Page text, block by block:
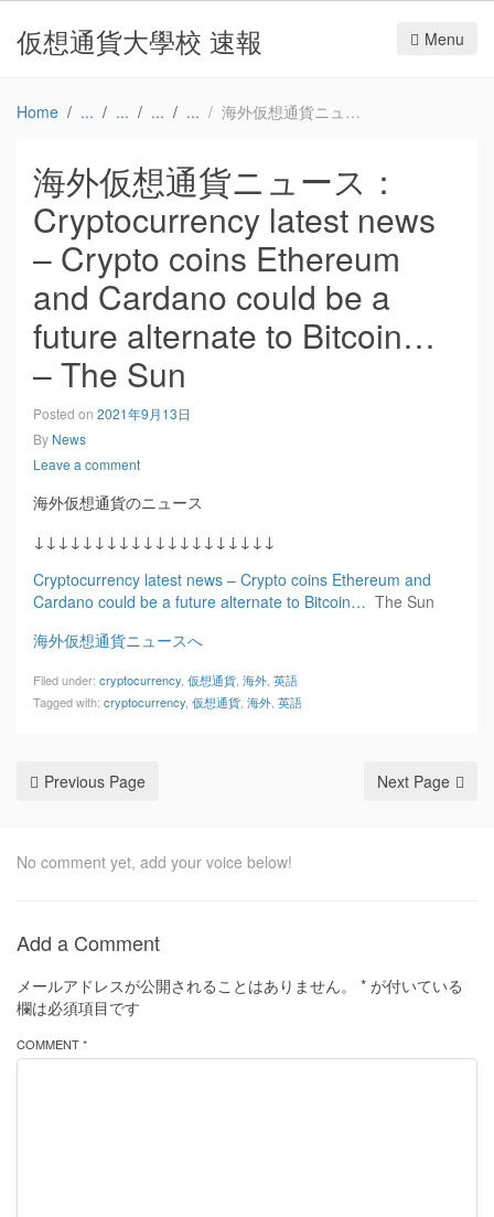
仮想通貨大學校 速報 Menu
Home 海外仮想通貨ニュース：Cryptocurrency latest news – Crypto coins Ethereum and Cardano could be a future alternate to Bitcoin… – The Sun
海外仮想通貨ニュース：
Cryptocurrency latest news
– Crypto coins Ethereum
and Cardano could be a
future alternate to Bitcoin…
– The Sun
Posted on 2021年9月13日
By News
Leave a comment
海外仮想通貨のニュース
↓↓↓↓↓↓↓↓↓↓↓↓↓↓↓↓↓↓↓↓
Cryptocurrency latest news – Crypto coins Ethereum and
Cardano could be a future alternate to Bitcoin… The Sun
海外仮想通貨ニュースへ
Filed under: cryptocurrency 仮想通貨 海外 英語
Tagged with: cryptocurrency 仮想通貨 海外 英語
Previous Page Next Page
No comment yet, add your voice below!
Add a Comment
メールアドレスが公開されることはありません。 * が付いている
欄は必須項目です
COMMENT *